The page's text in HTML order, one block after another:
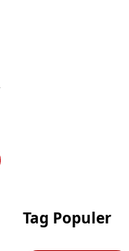
Tag Populer